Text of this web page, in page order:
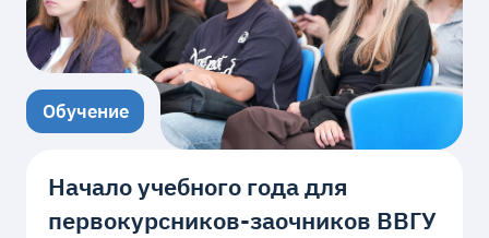
Обучение
Начало учебного года для
первокурсников-заочников ВВГУ